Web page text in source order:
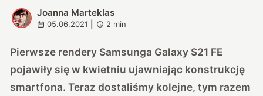
J
Joanna Marteklas
05.06.2021 2 min
Pierwsze rendery Samsunga Galaxy S21 FE
pojawiły się w kwietniu ujawniając konstrukcję
smartfona. Teraz dostaliśmy kolejne, tym razem